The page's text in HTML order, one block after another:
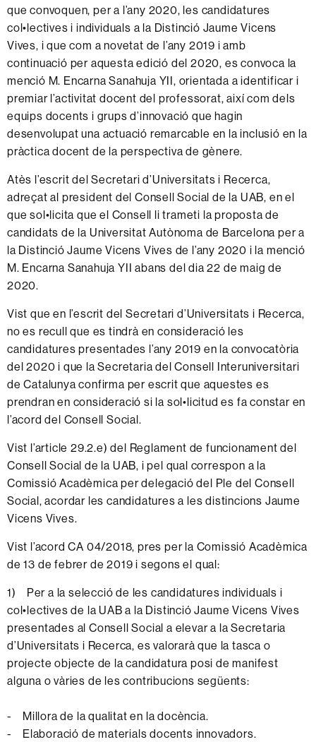
que convoquen, per a l’any 2020, les candidatures
col•lectives i individuals a la Distinció Jaume Vicens
Vives, i que com a novetat de l’any 2019 i amb
continuació per aquesta edició del 2020, es convoca la
menció M. Encarna Sanahuja YII, orientada a identificar i
premiar l’activitat docent del professorat, així com dels
equips docents i grups d’innovació que hagin
desenvolupat una actuació remarcable en la inclusió en la
pràctica docent de la perspectiva de gènere.
Atès l’escrit del Secretari d’Universitats i Recerca,
adreçat al president del Consell Social de la UAB, en el
que sol•licita que el Consell li trameti la proposta de
candidats de la Universitat Autònoma de Barcelona per a
la Distinció Jaume Vicens Vives de l’any 2020 i la menció
M. Encarna Sanahuja YII abans del dia 22 de maig de
2020.
Vist que en l’escrit del Secretari d’Universitats i Recerca,
no es recull que es tindrà en consideració les
candidatures presentades l’any 2019 en la convocatòria
del 2020 i que la Secretaria del Consell Interuniversitari
de Catalunya confirma per escrit que aquestes es
prendran en consideració si la sol•licitud es fa constar en
l’acord del Consell Social.
Vist l’article 29.2.e) del Reglament de funcionament del
Consell Social de la UAB, i pel qual correspon a la
Comissió Acadèmica per delegació del Ple del Consell
Social, acordar les candidatures a les distincions Jaume
Vicens Vives.
Vist l’acord CA 04/2018, pres per la Comissió Acadèmica
de 13 de febrer de 2019 i segons el qual:
1) Per a la selecció de les candidatures individuals i
col•lectives de la UAB a la Distinció Jaume Vicens Vives
presentades al Consell Social a elevar a la Secretaria
d’Universitats i Recerca, es valorarà que la tasca o
projecte objecte de la candidatura posi de manifest
alguna o vàries de les contribucions següents:
- Millora de la qualitat en la docència.
- Elaboració de materials docents innovadors.